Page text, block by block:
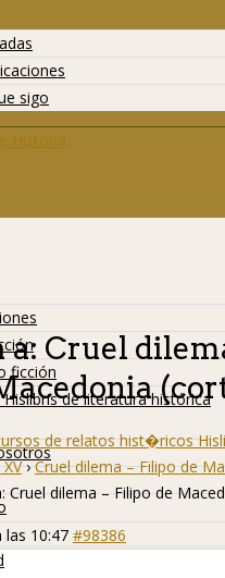
sigo
ficción
Hislibris de literatura histórica
a: Cruel
de relatos hist�ricos
› Cruel dilema – Filipo de
Cruel dilema – Filipo de
las 10:47 #98386